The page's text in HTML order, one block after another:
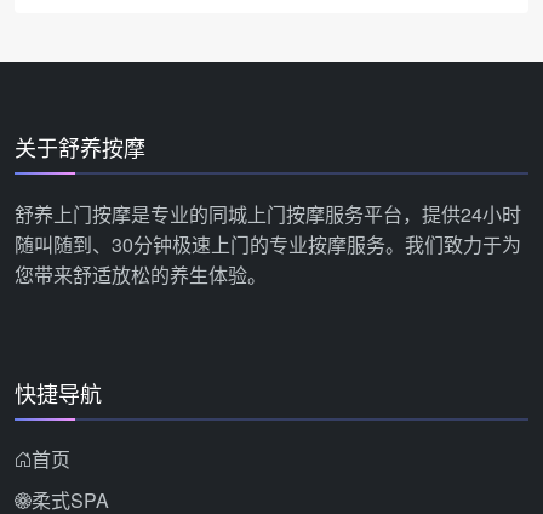
关于舒养按摩
舒养上门按摩是专业的同城上门按摩服务平台，提供24小时
随叫随到、30分钟极速上门的专业按摩服务。我们致力于为
您带来舒适放松的养生体验。
快捷导航
首页
柔式SPA